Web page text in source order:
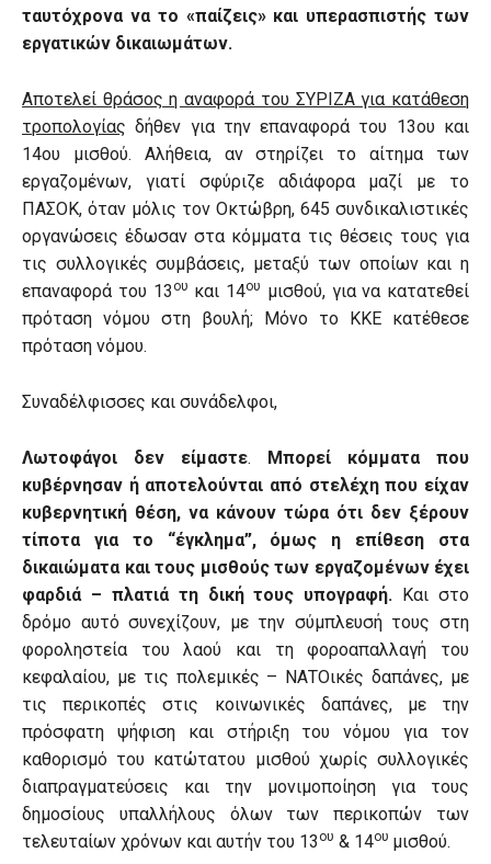
ταυτόχρονα να το «παίζεις» και υπερασπιστής των
εργατικών δικαιωμάτων.
Αποτελεί θράσος η αναφορά του ΣΥΡΙΖΑ για κατάθεση
τροπολογίας δήθεν για την επαναφορά του 13ου και
14ου μισθού. Αλήθεια, αν στηρίζει το αίτημα των
εργαζομένων, γιατί σφύριζε αδιάφορα μαζί με το
ΠΑΣΟΚ, όταν μόλις τον Οκτώβρη, 645 συνδικαλιστικές
οργανώσεις έδωσαν στα κόμματα τις θέσεις τους για
τις συλλογικές συμβάσεις, μεταξύ των οποίων και η
επαναφορά του 13 ου και 14ου μισθού, για να κατατεθεί
πρόταση νόμου στη βουλή; Μόνο το ΚΚΕ κατέθεσε
πρόταση νόμου.
Συναδέλφισσες και συνάδελφοι,
Λωτοφάγοι δεν είμαστε.
Μπορεί κόμματα που
κυβέρνησαν ή αποτελούνται από στελέχη που είχαν
κυβερνητική θέση, να κάνουν τώρα ότι δεν ξέρουν
τίποτα για το “έγκλημα”, όμως η επίθεση στα
δικαιώματα και τους μισθούς των εργαζομένων έχει
φαρδιά – πλατιά τη δική τους υπογραφή.
Και στο
δρόμο αυτό συνεχίζουν, με την σύμπλευσή τους στη
φοροληστεία του λαού και τη φοροαπαλλαγή του
κεφαλαίου, με τις πολεμικές – ΝΑΤΟικές δαπάνες, με
τις περικοπές στις κοινωνικές δαπάνες, με την
πρόσφατη ψήφιση και στήριξη του νόμου για τον
καθορισμό του κατώτατου μισθού χωρίς συλλογικές
διαπραγματεύσεις και την μονιμοποίηση για τους
δημοσίους υπαλλήλους όλων των περικοπών των
τελευταίων χρόνων και αυτήν του 13 ου & 14ου μισθού.